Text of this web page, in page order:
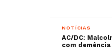
NOTÍCIAS
AC/DC:
com demência